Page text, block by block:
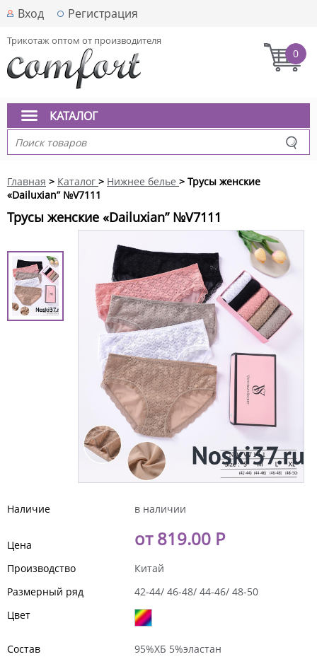
Вход Регистрация
Трикотаж оптом от производителя
0
КАТАЛОГ
Главная > Каталог > Нижнее белье > Трусы женские
«Dailuxian” №V7111
Трусы женские «Dailuxian” №V7111
Наличие в наличии
Цена от 819.00 Р
Производство
Китай
Размерный ряд
42-44/ 46-48/ 44-46/ 48-50
Цвет
Состав
95%ХБ 5%эластан